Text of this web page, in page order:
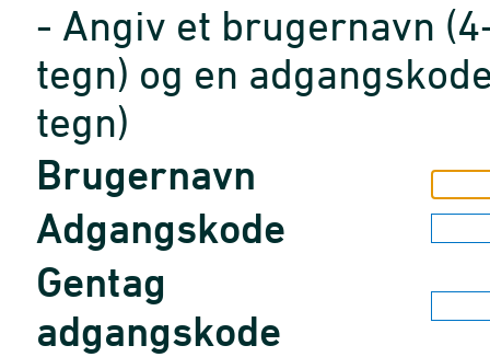
- Angiv et brugernavn
tegn) og en
tegn)
Brugernavn
Adgangskode
Gentag
adgangskode